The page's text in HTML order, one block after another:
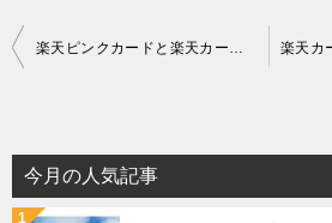
投
稿
ゲ
ー
楽天ピンクカードと楽天カードの違いは？3つの女性限定カスタマイズ特典を徹底解説！
今月の人気記事